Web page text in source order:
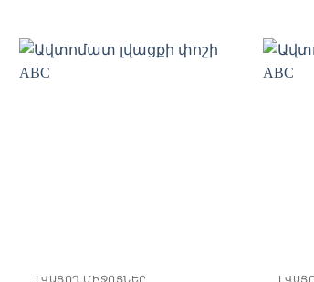
ԼՎԱՑՈՂ ՄԻՋՈՑՆԵՐ